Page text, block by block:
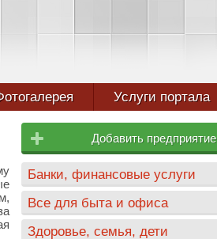
Услуги портала
Добавить предприятие
Банки, финансовые услуги
Все для быта и офиса
Здоровье, семья, дети